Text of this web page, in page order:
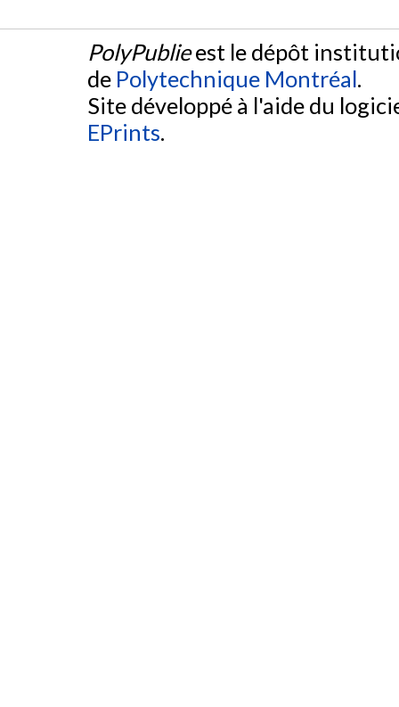
PolyPublieest le dépôt
de Polytechnique Montréal.
Site développé à l'aide du
EPrints.